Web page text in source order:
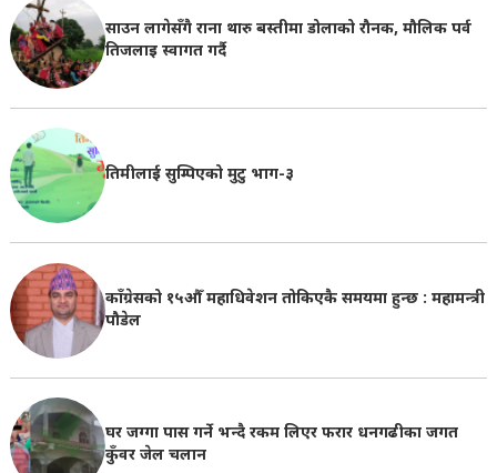
साउन लागेसँगै राना थारु बस्तीमा डोलाको रौनक, मौलिक पर्व
तिजलाइ स्वागत गर्दै
तिमीलाई सुम्पिएको मुटु भाग-३
काँग्रेसको १५औँ महाधिवेशन तोकिएकै समयमा हुन्छ : महामन्त्री
पौडेल
घर जग्गा पास गर्ने भन्दै रकम लिएर फरार धनगढीका जगत
कुँवर जेल चलान